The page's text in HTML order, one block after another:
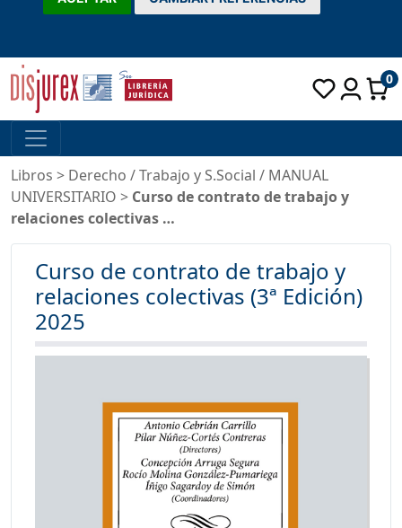
0
Libros > Derecho /Trabajo y S.Social / MANUAL
UNIVERSITARIO > Curso de contrato de trabajo y
relaciones colectivas …
Curso de contrato de trabajo y
relaciones colectivas (3ª Edición)
2025